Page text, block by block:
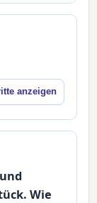
anzeigen
Wie